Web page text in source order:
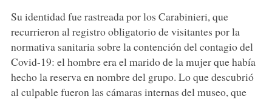
Su identidad fue rastreada por los Carabinieri, que
recurrieron al registro obligatorio de visitantes por la
normativa sanitaria sobre la contención del contagio del
Covid-19: el hombre era el marido de la mujer que había
hecho la reserva en nombre del grupo. Lo que descubrió
al culpable fueron las cámaras internas del museo, que